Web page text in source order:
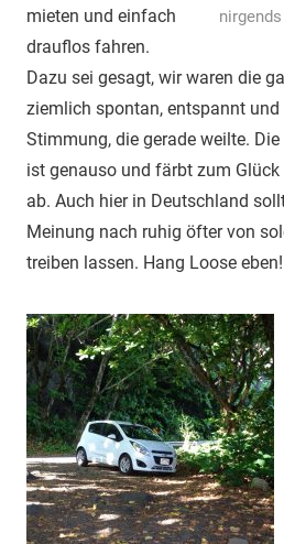
mieten und einfach
drauflos fahren.
Dazu sei gesagt, wir waren die
ziemlich spontan, entspannt
Stimmung, die gerade weilte.
ist genauso und färbt zum
ab. Auch hier in Deutschland
Meinung nach ruhig öfter von
treiben lassen. Hang Loose eben!